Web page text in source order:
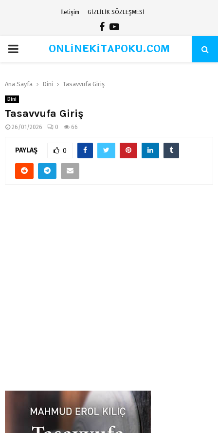
İletişim GİZLİLİK SÖZLEŞMESİ
Facebook
Youtube
PRIMARYONLİNEKİTAPOKU.COM
Ana Sayfa Dini Tasavvufa Giriş
Dini
Tasavvufa Giriş
26/01/2026 0 66
PAYLAŞ 0